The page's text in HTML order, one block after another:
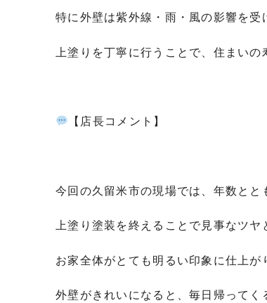
特に外壁は紫外線・雨・風の影響を受
上塗りを丁寧に行うことで、住まい
【店長コメント】
今回の久留米市の現場では、年数とと
上塗り塗装を終えることで見事なツヤ
お家全体がとても明るい印象に仕上が
外壁がきれいになると、毎日帰って